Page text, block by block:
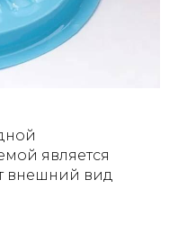
является
внешний вид